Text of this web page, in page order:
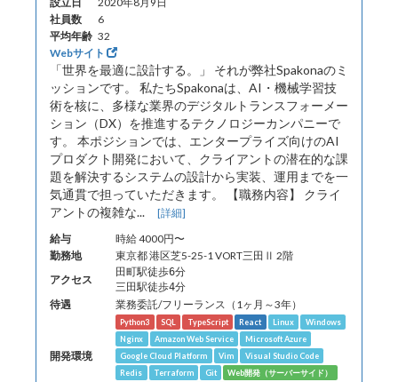
社員数
6
平均年齢 32
Webサイト
「世界を最適に設計する。」 それが弊社Spakonaのミ
ッションです。 私たちSpakonaは、AI・機械学習技
術を核に、多様な業界のデジタルトランスフォーメー
ション（DX）を推進するテクノロジーカンパニーで
す。 本ポジションでは、エンタープライズ向けのAI
プロダクト開発において、クライアントの潜在的な課
題を解決するシステムの設計から実装、運用までを一
気通貫で担っていただきます。 【職務内容】 クライ
アントの複雑な... [詳細]
給与
時給 4000円〜
勤務地
東京都 港区芝5-25-1 VORT三田Ⅱ 2階
アクセス
田町駅徒歩6分
三田駅徒歩4分
待遇 業務委託/フリーランス（1ヶ月～3年）
開発環境
Python3 SQL TypeScript React Linux
Windows
Nginx
Amazon Web Service
Microsoft Azure
Google Cloud Platform
Vim
Visual Studio Code
Redis
Terraform Git
Web開発（サーバーサイド）